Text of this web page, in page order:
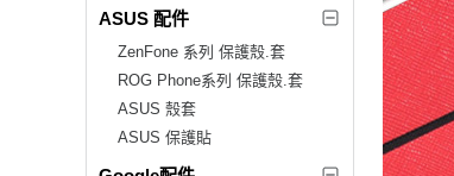
ASUS 配件
ZenFone 系列 保護殼.套
ROG Phone系列 保護殼.套
ASUS 殼套
ASUS 保護貼